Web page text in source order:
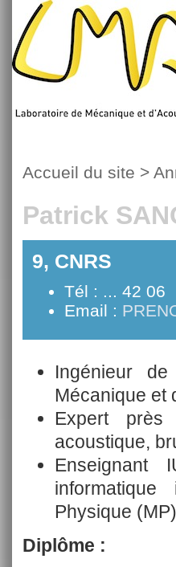
Accueil du site >
Patrick
9, CNRS
Tél : ... 42 06
Email :
Ingénieur
Mécanique et
Expert près
acoustique,
Enseignant
Physique
Diplôme :